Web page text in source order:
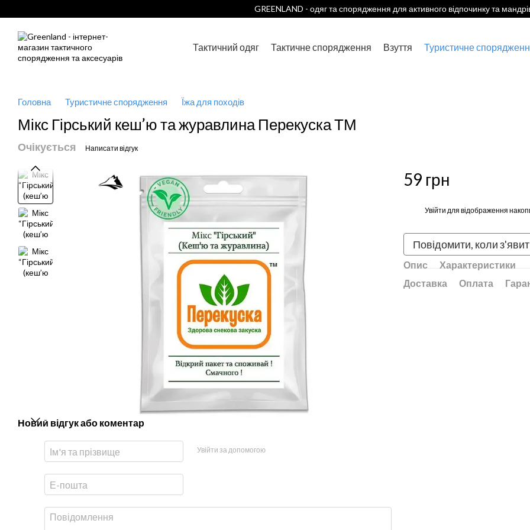
GREENLAND - одяг та спорядження для активного відпочинку та
Тактичний одяг Тактичне спорядження Взуття Туристичне
Головна Туристичне спорядження Їжа для походів
Мікс Гірський кеш’ю та журавлина Перекуска ТМ
Очікується Написати відгук
Новий відгук або коментар
Увійти за допомогою
59 грн
Увійти для відображення
Повідомити, коли
Опис
Характеристики
Доставка
Оплата